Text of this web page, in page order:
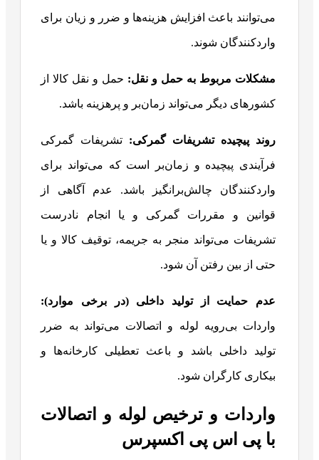
می‌توانند باعث افزایش هزینه‌ها و ضرر و زیان برای
واردکنندگان شوند.
مشکلات مربوط به حمل و نقل: حمل و نقل کالا از
کشورهای دیگر می‌تواند زمان‌بر و پرهزینه باشد.
روند پیچیده تشریفات گمرکی: تشریفات گمرکی
فرآیندی پیچیده و زمان‌بر است که می‌تواند برای
واردکنندگان چالش‌برانگیز باشد. عدم آگاهی از
قوانین و مقررات گمرکی و یا انجام نادرست
تشریفات می‌تواند منجر به جریمه، توقیف کالا و یا
حتی از بین رفتن آن شود.
عدم حمایت از تولید داخلی (در برخی موارد):
واردات بی‌رویه لوله و اتصالات می‌تواند به ضرر
تولید داخلی باشد و باعث تعطیلی کارخانه‌ها و
بیکاری کارگران شود.
واردات و ترخیص لوله و اتصالات
با پی اس پی اکسپرس